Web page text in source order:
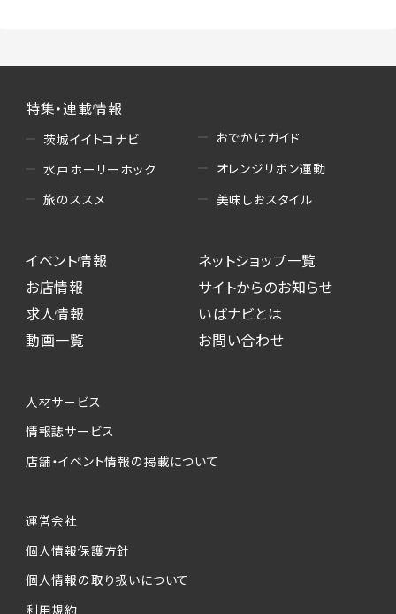
特集・連載情報
茨城イイトコナビ
水戸ホーリーホック
旅のススメ
おでかけガイド
オレンジリボン運動
美味しおスタイル
イベント情報
お店情報
求人情報
動画一覧
ネットショップ一覧
サイトからのお知らせ
いばナビとは
お問い合わせ
人材サービス
情報誌サービス
店舗・イベント情報の掲載について
運営会社
個人情報保護方針
個人情報の取り扱いについて
利用規約